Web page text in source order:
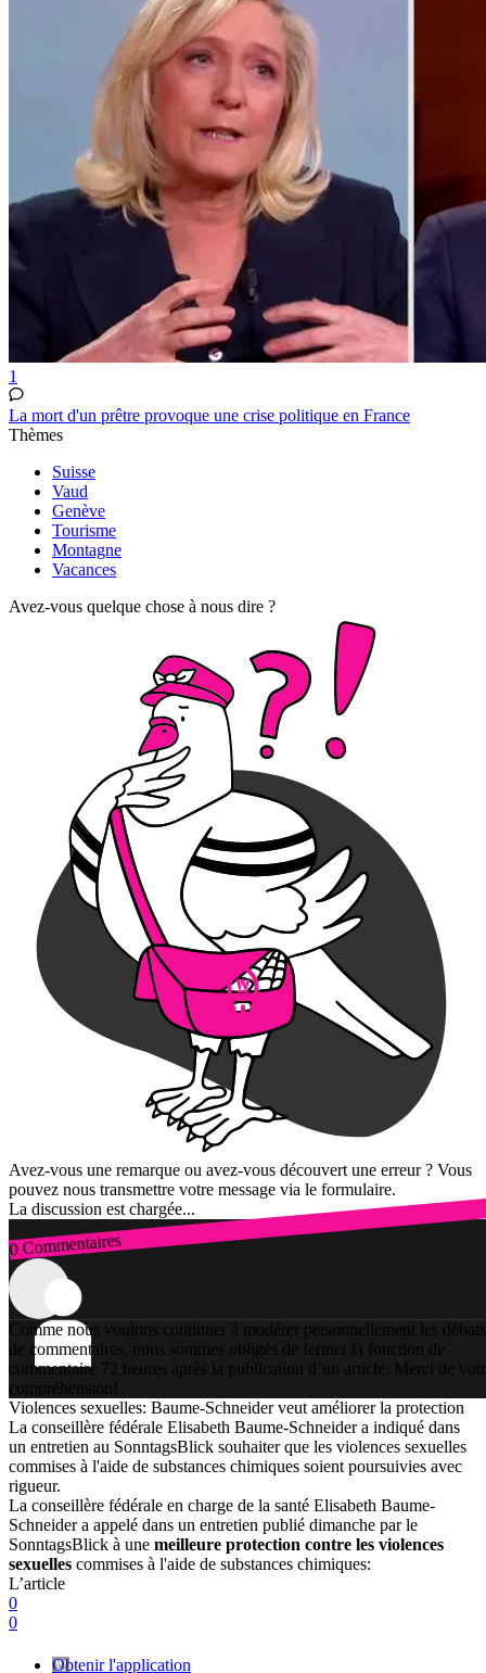
1
La mort d'un prêtre provoque une crise politique en France
Thèmes
Suisse
Vaud
Genève
Tourisme
Montagne
Vacances
Avez-vous quelque chose à nous dire ?
Avez-vous une remarque ou avez-vous découvert une erreur ? Vous
pouvez nous transmettre votre message via le formulaire.
La discussion est chargée...
0 Commentaires
Connexion
Comme nous voulons continuer à modérer personnellement les débats
de commentaires, nous sommes obligés de fermer la fonction de
commentaire 72 heures après la publication d’un article. Merci de
compréhension!
Violences sexuelles: Baume-Schneider veut améliorer la protection
La conseillère fédérale Elisabeth Baume-Schneider a indiqué dans
un entretien au SonntagsBlick souhaiter que les violences sexuelles
commises à l'aide de substances chimiques soient poursuivies avec
rigueur.
La conseillère fédérale en charge de la santé Elisabeth Baume-
Schneider a appelé dans un entretien publié dimanche par le
SonntagsBlick à une meilleure protection contre les violences
sexuelles commises à l'aide de substances chimiques:
L’article
0
0
Obtenir l'application